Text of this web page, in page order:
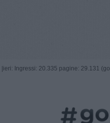
ieri: Ingressi: 20.335 pagine: 29.131